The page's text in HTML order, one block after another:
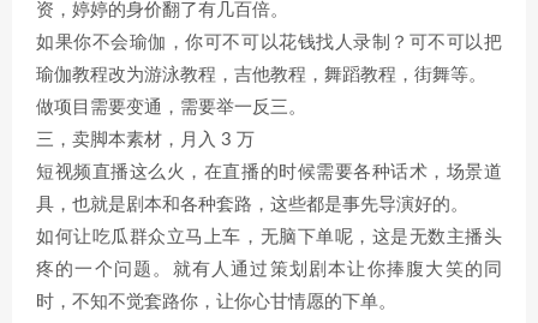
资，婷婷的身价翻了有几百倍。
如果你不会瑜伽，你可不可以花钱找人录制？可不可以把
瑜伽教程改为游泳教程，吉他教程，舞蹈教程，街舞等。
做项目需要变通，需要举一反三。
三，卖脚本素材，月入 3 万
短视频直播这么火，在直播的时候需要各种话术，场景道
具，也就是剧本和各种套路，这些都是事先导演好的。
如何让吃瓜群众立马上车，无脑下单呢，这是无数主播头
疼的一个问题。就有人通过策划剧本让你捧腹大笑的同
时，不知不觉套路你，让你心甘情愿的下单。